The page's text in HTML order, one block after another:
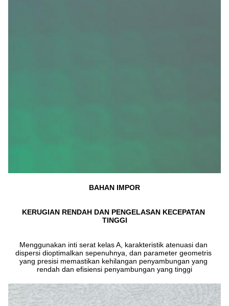
BAHAN IMPOR
KERUGIAN RENDAH DAN PENGELASAN KECEPATAN
TINGGI
Menggunakan inti serat kelas A, karakteristik atenuasi dan
dispersi dioptimalkan sepenuhnya, dan parameter geometris
yang presisi memastikan kehilangan penyambungan yang
rendah dan efisiensi penyambungan yang tinggi